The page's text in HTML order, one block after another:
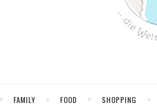
FAMILY FOOD SHOPPING